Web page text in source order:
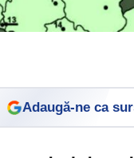
Adaugă-ne ca